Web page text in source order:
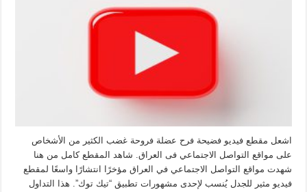
اشعل مقطع فيديو فضيحة فرح عضلة فروحة غضب الكثير من الأشخاص
على مواقع التواصل الاجتماعي فى العراق. شاهد المقطع كامل من هنا
شهدت مواقع التواصل الاجتماعي في العراق مؤخرًا انتشارًا واسعًا لمقطع
فيديو مثير للجدل يُنسب لإحدى مشهورات تطبيق “تيك توك”. هذا التداول